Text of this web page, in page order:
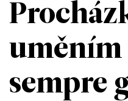
uměním
sempre